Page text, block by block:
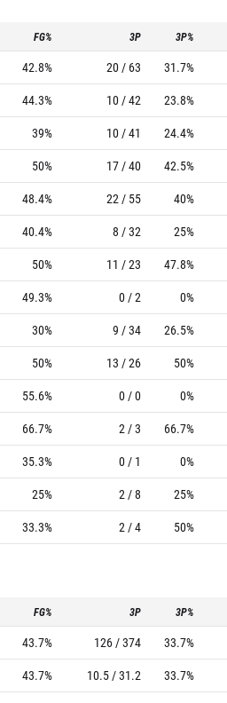
FG% 3P 3P%
42.8% 20 / 63 31.7%
44.3% 10 / 42 23.8%
39% 10 / 41 24.4%
50% 17 / 40 42.5%
48.4% 22 / 55 40%
40.4% 8 / 32 25%
50% 11 / 23 47.8%
49.3% 0 / 2 0%
30% 9 / 34 26.5%
50% 13 / 26 50%
55.6% 0 / 0 0%
66.7% 2 / 3 66.7%
35.3% 0 / 1 0%
25% 2 / 8 25%
33.3% 2 / 4 50%
FG% 3P 3P%
43.7% 126 / 374 33.7%
43.7% 10.5 / 31.2 33.7%